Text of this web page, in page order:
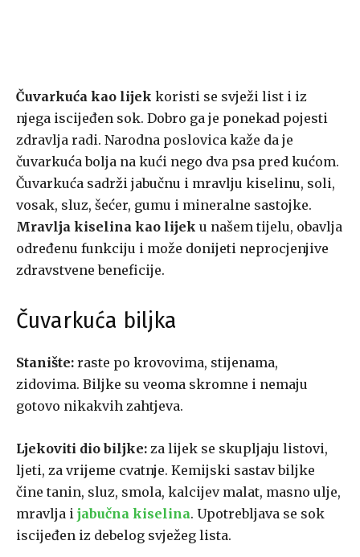
Čuvarkuća kao lijek koristi se svježi list i iz
njega iscijeđen sok. Dobro ga je ponekad pojesti
zdravlja radi. Narodna poslovica kaže da je
čuvarkuća bolja na kući nego dva psa pred kućom.
Čuvarkuća sadrži jabučnu i mravlju kiselinu, soli,
vosak, sluz, šećer, gumu i mineralne sastojke.
Mravlja kiselina kao lijek u našem tijelu, obavlja
određenu funkciju i može donijeti neprocjenjive
zdravstvene beneficije.
Čuvarkuća biljka
Stanište: raste po krovovima, stijenama,
zidovima. Biljke su veoma skromne i nemaju
gotovo nikakvih zahtjeva.
Ljekoviti dio biljke: za lijek se skupljaju listovi,
ljeti, za vrijeme cvatnje. Kemijski sastav biljke
čine tanin, sluz, smola, kalcijev malat, masno ulje,
mravlja i jabučna kiselina. Upotrebljava se sok
iscijeđen iz debelog svježeg lista.